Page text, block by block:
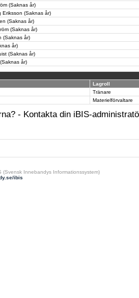
(Saknas år)
Eriksson (Saknas år)
(Saknas år)
(Saknas år)
(Saknas år)
år)
(Saknas år)
år)
Lagroll
Tränare
Materielförvaltare
- Kontakta din iBIS-
Innebandys Informationssystem)
ibis